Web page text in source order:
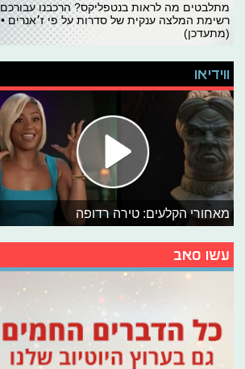
מתלבטים מה לראות בנטפליקס? הרכבנו עבורכם
רשימת המלצה ענקית של סדרות על פי ז׳אנרים •
(מתעדכן)
ווידיאו
מאחורי הקלעים: טירה רדופה
עשו סאב